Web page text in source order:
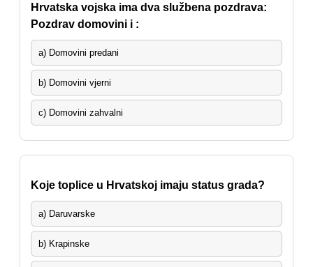
Hrvatska vojska ima dva službena pozdrava:
Pozdrav domovini i :
a) Domovini predani
b) Domovini vjerni
c) Domovini zahvalni
Koje toplice u Hrvatskoj imaju status grada?
a) Daruvarske
b) Krapinske